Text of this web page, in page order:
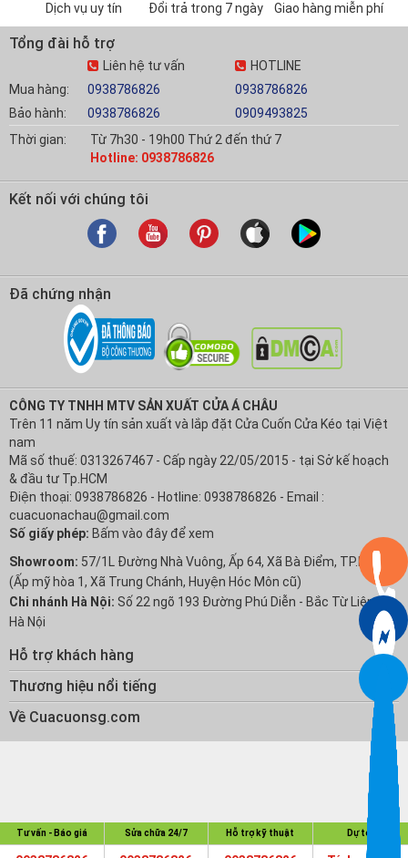
Dịch vụ uy tín Đổi trả trong 7 ngày Giao hàng miễn phí
Tổng đài hỗ trợ
Mua hàng:
Bảo hành:
Liên hệ tư vấn
0938786826
0938786826
HOTLINE
0938786826
0909493825
Thời gian:
Từ 7h30 - 19h00 Thứ 2 đến thứ 7
Hotline: 0938786826
Kết nối với chúng tôi
Đã chứng nhận
CÔNG TY TNHH MTV SẢN XUẤT CỬA Á CHÂU
Trên 11 năm Uy tín sản xuất và lắp đặt Cửa Cuốn Cửa Kéo tại Việt
nam
Mã số thuế: 0313267467 - Cấp ngày 22/05/2015 - tại Sở kế hoạch
& đầu tư Tp.HCM
Điện thoại: 0938786826 - Hotline: 0938786826 - Email :
cuacuonachau@gmail.com
Số giấy phép: Bấm vào đây để xem
Showroom: 57/1L Đường Nhà Vuông, Ấp 64, Xã Bà Điểm, TP.HCM
(Ấp mỹ hòa 1, Xã Trung Chánh, Huyện Hóc Môn cũ)
Chi nhánh Hà Nội: Số 22 ngõ 193 Đường Phú Diễn - Bắc Từ Liêm -
Hà Nội
Hỗ trợ khách hàng
Chính sách Bảo hành
Chính sách bảo mật thông tin
Thương hiệu nổi tiếng
Cửa Cuốn Austdoor
Cửa Cuốn Mitadoor
Cửa Nhôm Topal
Về Cuacuonsg.com
Giới Thiệu Á Châu
Dự Toán Công Trình
Kênh Video
Tư vấn - Báo giá Sửa chữa 24/7 Hỗ trợ kỹ thuật Dự toán